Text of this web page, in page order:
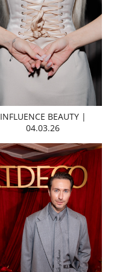
INFLUENCE BEAUTY |
04.03.26